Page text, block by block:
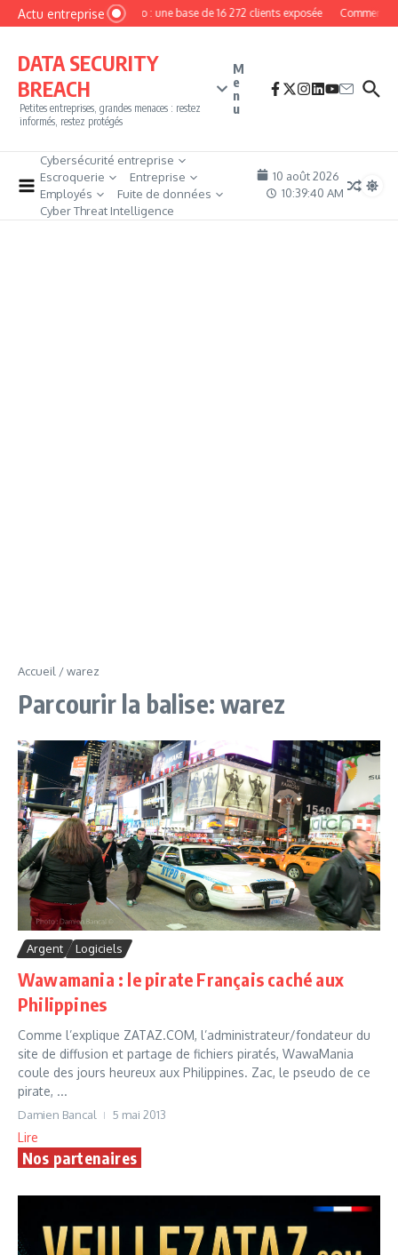
Aller au contenu
Actu entrepriseMyPhoto : une base de 16 272 clients exposée Comment
DATA SECURITY
BREACH
Petites entreprises, grandes menaces : restez
informés, restez protégés
M
e
n
u
Cybersécurité entreprise
Escroquerie
Entreprise
Employés
Fuite de données
Cyber Threat Intelligence
10 août 2026
10:39:40 AM
Accueil /warez
Parcourir la balise: warez
Argent Logiciels
Wawamania : le pirate Français caché aux
Philippines
Comme l’explique ZATAZ.COM, l’administrateur/fondateur du
site de diffusion et partage de fichiers piratés, WawaMania
coule des jours heureux aux Philippines. Zac, le pseudo de ce
pirate, ...
Damien Bancal 5 mai 2013
Lire
Nos partenaires